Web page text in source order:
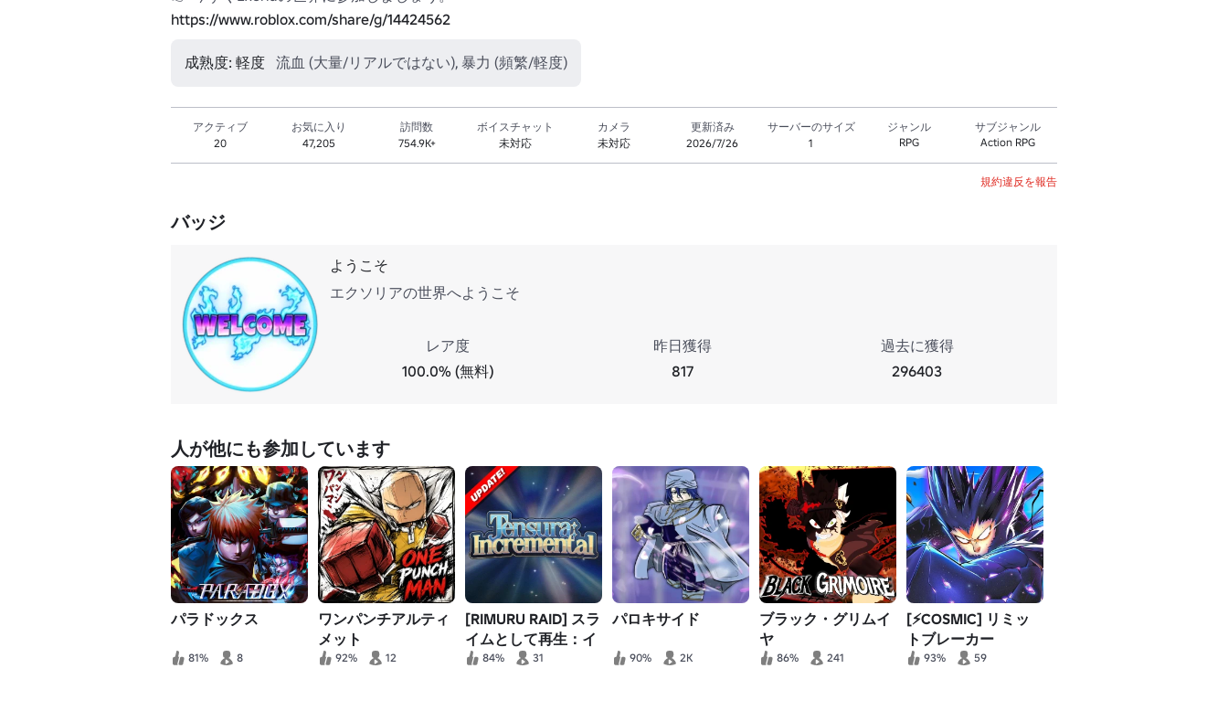
https://www.roblox.com/share/g/14424562
成熟度: 軽度 流血 (大量/リアルではない), 暴力 (頻繁/軽度)
アクティブ
20
お気に入り
47,205
訪問数
754.9K+
ボイスチャット
未対応
カメラ
未対応
更新済み
2026/7/26
サーバーのサイズ
1
ジャンル
RPG
サブジャンル
Action RPG
規約違反を報告
バッジ
ようこそ
エクソリアの世界へようこそ
レア度
100.0% (無料)
昨日獲得
817
過去に獲得
296403
人が他にも参加しています
パラドックス
81% 8
ワンパンチアルティ
メット
92% 12
[RIMURU RAID] スラ
イムとして再生：イ
ンクリメンタル
84% 31
パロキサイド
90% 2K
ブラック・グリムイ
ヤ
86% 241
[⚡COSMIC] リミッ
トブレーカー
93% 59